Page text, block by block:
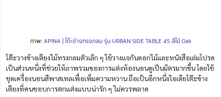
ภาพ:APINA | โต๊ะข้างทรงกลม รุ่น URBAN SIDE TABLE 45 สีไม้ Oak
โต๊ะวางข้างเตียงไม้ทรงกลมตัวเล็ก ๆ ใช้วางแจกันดอกไม้และหนังสือเล่มโปรด
เป็นส่วนหนึ่งที่ช่วยให้ภาพรวมของการแต่งห้องนอนดูเป็นมิตรมากขึ้น โดยใช้
ชุดเครื่องนอนสีพาสเทลเพื่อเพิ่มความหวาน ถือเป็นอีกหนึ่งไอเดียโต๊ะข้าง
เตียงที่คนชอบการตกแต่งแบบน่ารัก ๆ ไม่ควรพลาด